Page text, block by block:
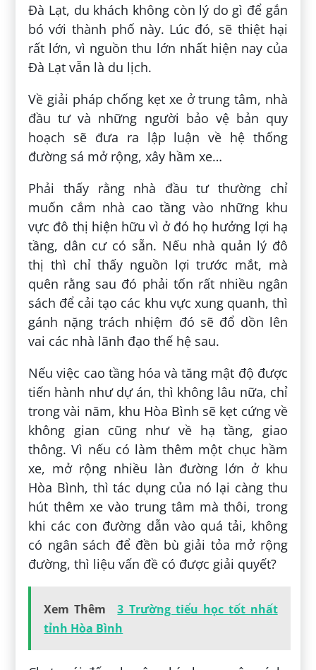
Đà Lạt, du khách không còn lý do gì để gắn
bó với thành phố này. Lúc đó, sẽ thiệt hại
rất lớn, vì nguồn thu lớn nhất hiện nay của
Đà Lạt vẫn là du lịch.
Về giải pháp chống kẹt xe ở trung tâm, nhà
đầu tư và những người bảo vệ bản quy
hoạch sẽ đưa ra lập luận về hệ thống
đường sá mở rộng, xây hầm xe…
Phải thấy rằng nhà đầu tư thường chỉ
muốn cắm nhà cao tầng vào những khu
vực đô thị hiện hữu vì ở đó họ hưởng lợi hạ
tầng, dân cư có sẵn. Nếu nhà quản lý đô
thị thì chỉ thấy nguồn lợi trước mắt, mà
quên rằng sau đó phải tốn rất nhiều ngân
sách để cải tạo các khu vực xung quanh, thì
gánh nặng trách nhiệm đó sẽ đổ dồn lên
vai các nhà lãnh đạo thế hệ sau.
Nếu việc cao tầng hóa và tăng mật độ được
tiến hành như dự án, thì không lâu nữa, chỉ
trong vài năm, khu Hòa Bình sẽ kẹt cứng về
không gian cũng như về hạ tầng, giao
thông. Vì nếu có làm thêm một chục hầm
xe, mở rộng nhiều làn đường lớn ở khu
Hòa Bình, thì tác dụng của nó lại càng thu
hút thêm xe vào trung tâm mà thôi, trong
khi các con đường dẫn vào quá tải, không
có ngân sách để đền bù giải tỏa mở rộng
đường, thì liệu vấn đề có được giải quyết?
Xem Thêm
3 Trường tiểu học tốt nhất
tỉnh Hòa Bình